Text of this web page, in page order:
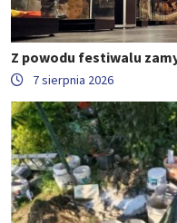
Z powodu festiwalu
7 sierpnia 2026